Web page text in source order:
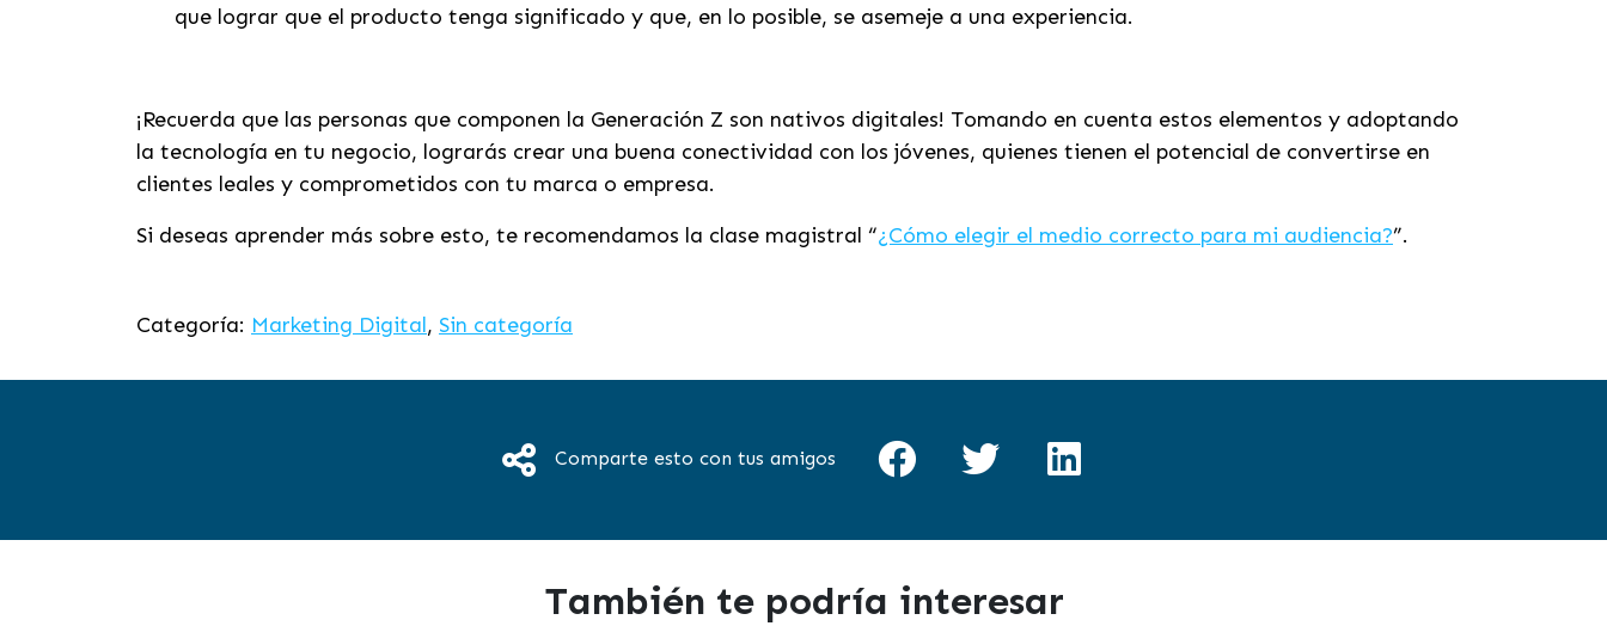
que lograr que el producto tenga significado y que, en lo posible, se asemeje a una experiencia.
¡Recuerda que las personas que componen la Generación Z son nativos digitales! Tomando en cuenta estos elementos y adoptando
la tecnología en tu negocio, lograrás crear una buena conectividad con los jóvenes, quienes tienen el potencial de convertirse en
clientes leales y comprometidos con tu marca o empresa.
Si deseas aprender más sobre esto, te recomendamos la clase magistral “¿Cómo elegir el medio correcto para mi audiencia?”.
Categoría: Marketing Digital, Sin categoría
Comparte esto con tus amigos
También te podría interesar